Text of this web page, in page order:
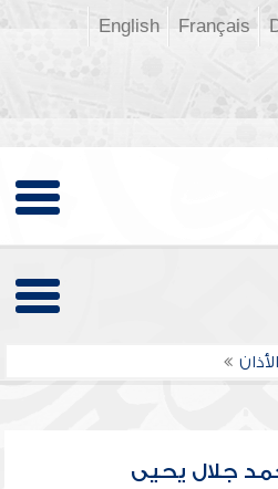
Français
English
جلال يحيى